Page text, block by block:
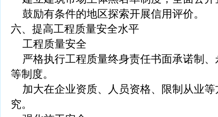
鼓励有条件的地区探索开展信用评价。
六、提高工程质量安全水平
工程质量安全
严格执行工程质量终身责任书面承诺制
等制度。
加大在企业资质、人员资格、限制从业
究。